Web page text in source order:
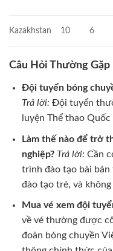
Kazakhstan 10 6
Câu Hỏi Thường Gặp
Đội tuyển bóng
Trả lời: Đội tuyển
luyện Thể thao
Làm thế nào để trở
nghiệp? Trả lời: Cần
trình đào tạo bài bản
đào tạo trẻ, và
Mua vé xem đội
về vé thường được
đoàn bóng chuyền